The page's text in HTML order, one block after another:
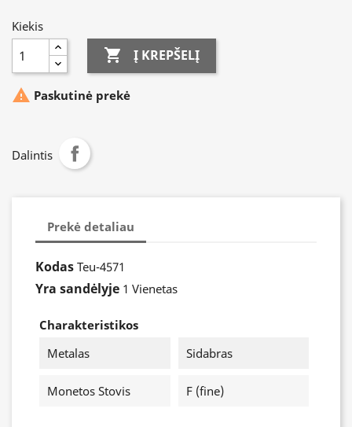
Kiekis
 Į KREPŠELĮ
 Paskutinė prekė
Dalintis
Prekė detaliau
Kodas Teu-4571
Yra sandėlyje 1 Vienetas
Charakteristikos
Metalas
Sidabras
Monetos Stovis F (fine)